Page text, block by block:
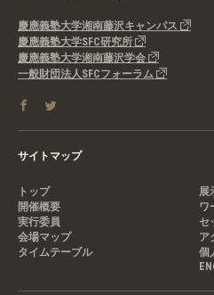
慶應義塾大学湘南藤沢キャンパス
慶應義塾大学SFC研究所
慶應義塾大学湘南藤沢学会
一般財団法人SFCフォーラム
サイトマップ
トップ
開催概要
実行委員
会場マップ
タイムテーブル
展
ワ
セ
ア
個